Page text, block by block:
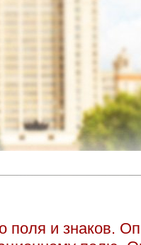
поля и знаков.